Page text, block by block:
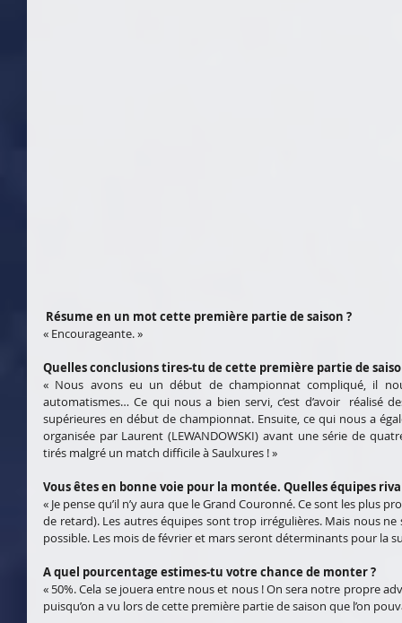
Résume en un mot cette première partie de saison ?
« Encourageante. »
Quelles conclusions tires-tu de cette première partie de
« Nous avons eu un début de championnat compliqué, il
automatismes… Ce qui nous a bien servi, c’est d’avoir  réalisé
supérieures en début de championnat. Ensuite, ce qui nous a
organisée par Laurent (LEWANDOWSKI) avant une série de
tirés malgré un match difficile à Saulxures ! »
Vous êtes en bonne voie pour la montée. Quelles équipes
« Je pense qu’il n’y aura que le Grand Couronné. Ce sont les plus
de retard). Les autres équipes sont trop irrégulières. Mais nous
possible. Les mois de février et mars seront déterminants pour la
A quel pourcentage estimes-tu votre chance de monter ?
« 50%. Cela se jouera entre nous et nous ! On sera notre propre
puisqu’on a vu lors de cette première partie de saison que l’on